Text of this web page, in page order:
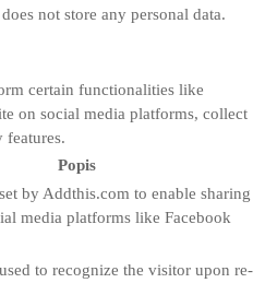
does not store any personal data.
certain functionalities like
on social media platforms, collect
features.
Popis
by Addthis.com to enable sharing
media platforms like Facebook
to recognize the visitor upon re-